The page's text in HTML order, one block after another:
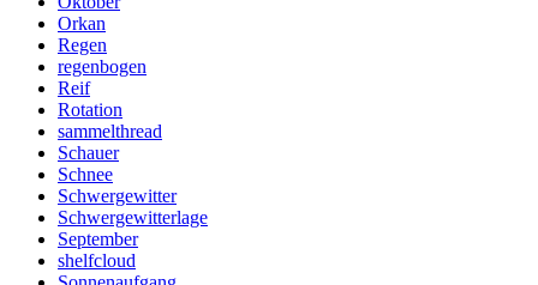
Orkan
Regen
regenbogen
Reif
Rotation
sammelthread
Schauer
Schnee
Schwergewitter
Schwergewitterlage
September
shelfcloud